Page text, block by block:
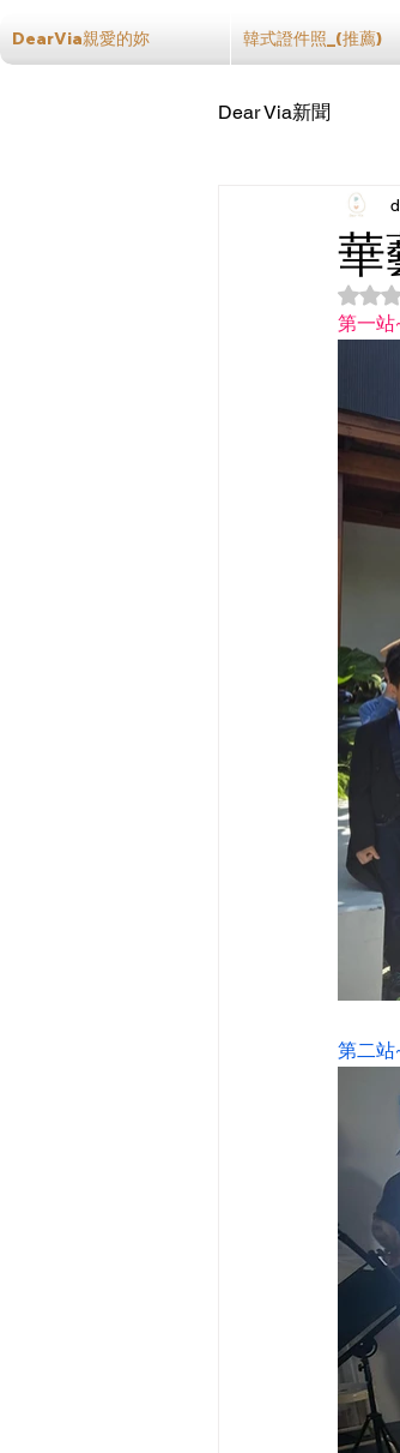
DearVia親愛的妳 韓式證件照_(推薦)
Dear Via新聞
華
第一站
第二站